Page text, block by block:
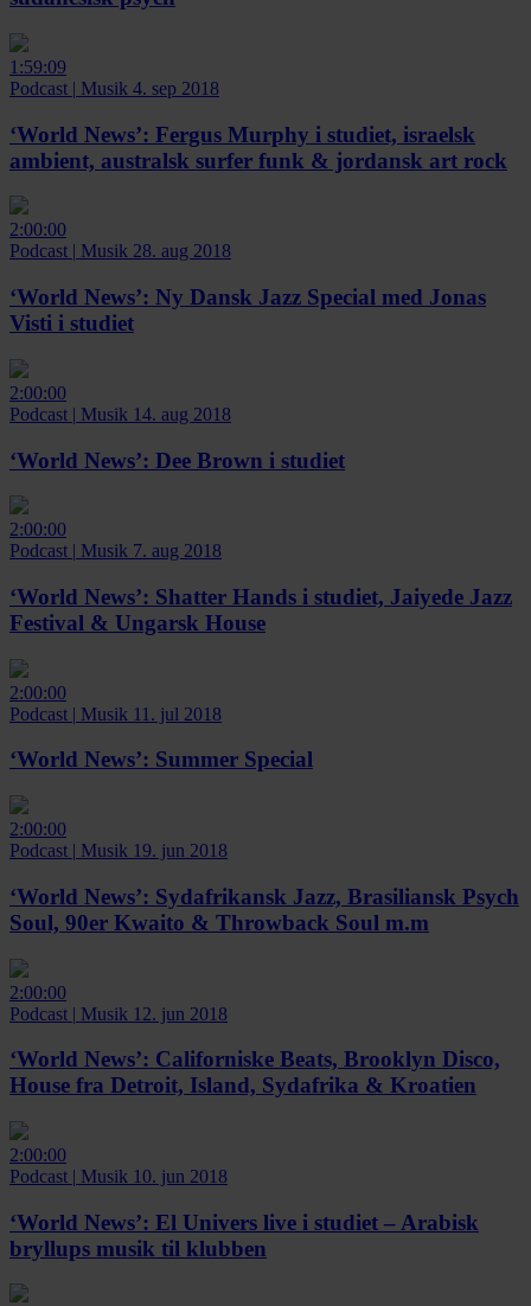
1:59:09
Podcast | Musik 4. sep 2018
‘World News’: Fergus Murphy i studiet, israelsk
ambient, australsk surfer funk & jordansk art rock
2:00:00
Podcast | Musik 28. aug 2018
‘World News’: Ny Dansk Jazz Special med Jonas
Visti i studiet
2:00:00
Podcast | Musik 14. aug 2018
‘World News’: Dee Brown i studiet
2:00:00
Podcast | Musik 7. aug 2018
‘World News’: Shatter Hands i studiet, Jaiyede Jazz
Festival & Ungarsk House
2:00:00
Podcast | Musik 11. jul 2018
‘World News’: Summer Special
2:00:00
Podcast | Musik 19. jun 2018
‘World News’: Sydafrikansk Jazz, Brasiliansk Psych
Soul, 90er Kwaito & Throwback Soul m.m
2:00:00
Podcast | Musik 12. jun 2018
‘World News’: Californiske Beats, Brooklyn Disco,
House fra Detroit, Island, Sydafrika & Kroatien
2:00:00
Podcast | Musik 10. jun 2018
‘World News’: El Univers live i studiet – Arabisk
bryllups musik til klubben